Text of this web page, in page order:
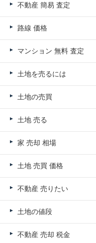
不動産 簡易 査定
路線 価格
マンション 無料 査定
土地を売るには
土地の売買
土地 売る
家 売却 相場
土地 売買 価格
不動産 売りたい
土地の値段
不動産 売却 税金